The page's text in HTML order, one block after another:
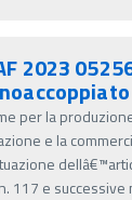
2023
per la
e la
117 e successive